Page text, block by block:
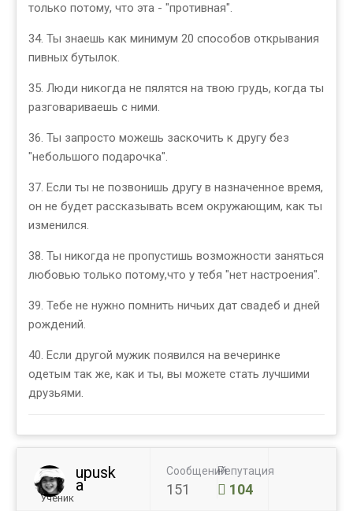
только потому, что эта - "противная".
34. Ты знаешь как минимум 20 способов открывания
пивных бутылок.
35. Люди никогда не пялятся на твою грудь, когда ты
разговариваешь с ними.
36. Ты запросто можешь заскочить к другу без
"небольшого подарочка".
37. Если ты не позвонишь другу в назначенное время,
он не будет рассказывать всем окружающим, как ты
изменился.
38. Ты никогда не пропустишь возможности заняться
любовью только потому,что у тебя "нет настроения".
39. Тебе не нужно помнить ничьих дат свадеб и дней
рождений.
40. Если другой мужик появился на вечеринке
одетым так же, как и ты, вы можете стать лучшими
друзьями.
upusk
a
Ученик
Сообщений
151
Репутация
104